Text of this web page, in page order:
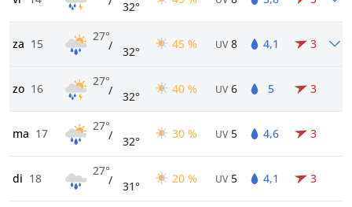
32°
za 15
27°
/ 32°
45 % UV 8 4,1 3
zo 16
27°
/ 32°
40 % UV 6 5 3
ma 17
27°
/ 32°
30 % UV 5 4,6 3
di 18
27°
/ 31°
20 % UV 5 4,1 3